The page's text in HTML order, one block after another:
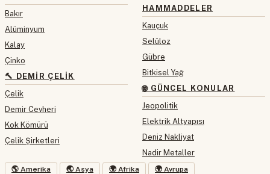
Bakır
Alüminyum
Kalay
Çinko
🔨 DEMIR ÇELIK
Çelik
Demir Cevheri
Kok Kömürü
Çelik Şirketleri
HAMMADDELER
Kauçuk
Selüloz
Gübre
Bitkisel Yağ
🌐 GÜNCEL KONULAR
Jeopolitik
Elektrik Altyapısı
Deniz Nakliyat
Nadir Metaller
🌎 Amerika 🌏 Asya 🌍 Afrika 🌍 Avrupa